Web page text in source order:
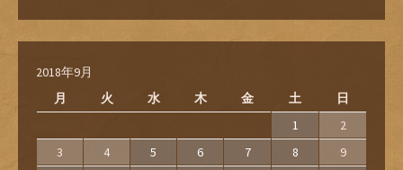
2018年9月
月
火 水 木 金 土 日
1
2
3
4 5 6 7 8
9